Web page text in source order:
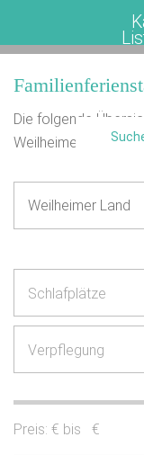
Die folgende
Weilheimer Land.
Schlafplätze
Verpflegung
Preis: € bis €